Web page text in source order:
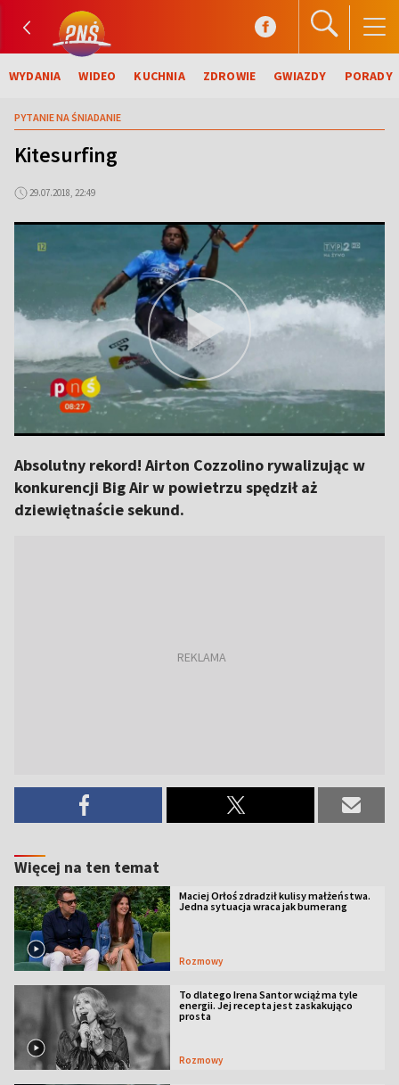
WYDANIA WIDEO KUCHNIA ZDROWIE GWIAZDY PORADY
PYTANIE NA ŚNIADANIE
Kitesurfing
29.07.2018, 22:49
Absolutny rekord! Airton Cozzolino rywalizując w
konkurencji Big Air w powietrzu spędził aż
dziewiętnaście sekund.
Więcej na ten temat
Maciej Orłoś zdradził kulisy małżeństwa.
Jedna sytuacja wraca jak bumerang
Rozmowy
To dlatego Irena Santor wciąż ma tyle
energii. Jej recepta jest zaskakująco
prosta
Rozmowy